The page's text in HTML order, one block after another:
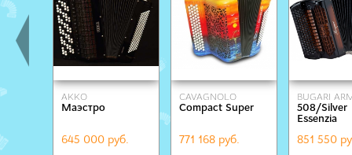
AKKO
Маэстро
645 000 руб.
СAVAGNOLO
Compact Super
771 168 руб.
BUGARI
508/Silver
Essenzia
851 550